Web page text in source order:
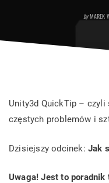
byMAREK
Unity3d QuickTip – czyli
częstych problemów i
Dzisiejszy odcinek: Jak
Uwaga! Jest to